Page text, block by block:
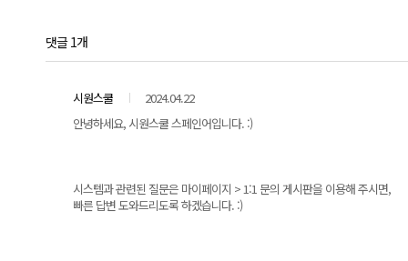
댓글 1개
시원스쿨
2024.04.22
안녕하세요, 시원스쿨 스페인어입니다. :)
시스템과 관련된 질문은 마이페이지 > 1:1 문의 게시판을 이용해 주시면,
빠른 답변 도와드리도록 하겠습니다. :)